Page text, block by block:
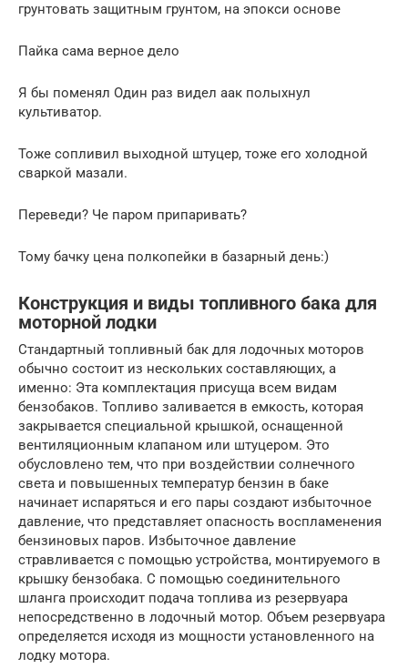
грунтовать защитным грунтом, на эпокси основе
Пайка сама верное дело
Я бы поменял Один раз видел аак полыхнул
культиватор.
Тоже сопливил выходной штуцер, тоже его холодной
сваркой мазали.
Переведи? Че паром припаривать?
Тому бачку цена полкопейки в базарный день:)
Конструкция и виды топливного бака для
моторной лодки
Стандартный топливный бак для лодочных моторов
обычно состоит из нескольких составляющих, а
именно: Эта комплектация присуща всем видам
бензобаков. Топливо заливается в емкость, которая
закрывается специальной крышкой, оснащенной
вентиляционным клапаном или штуцером. Это
обусловлено тем, что при воздействии солнечного
света и повышенных температур бензин в баке
начинает испаряться и его пары создают избыточное
давление, что представляет опасность воспламенения
бензиновых паров. Избыточное давление
стравливается с помощью устройства, монтируемого в
крышку бензобака. С помощью соединительного
шланга происходит подача топлива из резервуара
непосредственно в лодочный мотор. Объем резервуара
определяется исходя из мощности установленного на
лодку мотора.